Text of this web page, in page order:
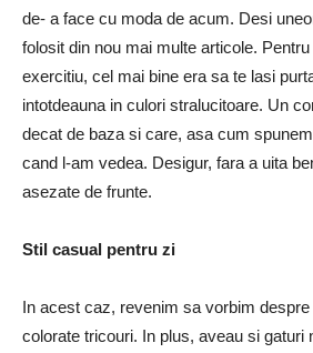
de- a face cu moda de acum. Desi
folosit din nou mai multe articole.
exercitiu, cel mai bine era sa te lasi
intotdeauna in culori stralucitoare. Un
decat de baza si care, asa cum
cand l-am vedea. Desigur, fara a uita
asezate de frunte.
Stil casual pentru zi
In acest caz, revenim sa vorbim
colorate tricouri. In plus, aveau si gaturi